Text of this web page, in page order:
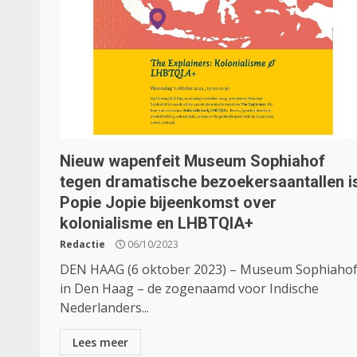
Nieuw wapenfeit Museum Sophiahof
tegen dramatische bezoekersaantallen
Popie Jopie bijeenkomst over
kolonialisme en LHBTQIA+
Redactie 06/10/2023
DEN HAAG (6 oktober 2023) – Museum Sophiahof
in Den Haag – de zogenaamd voor Indische
Nederlanders...
Lees meer